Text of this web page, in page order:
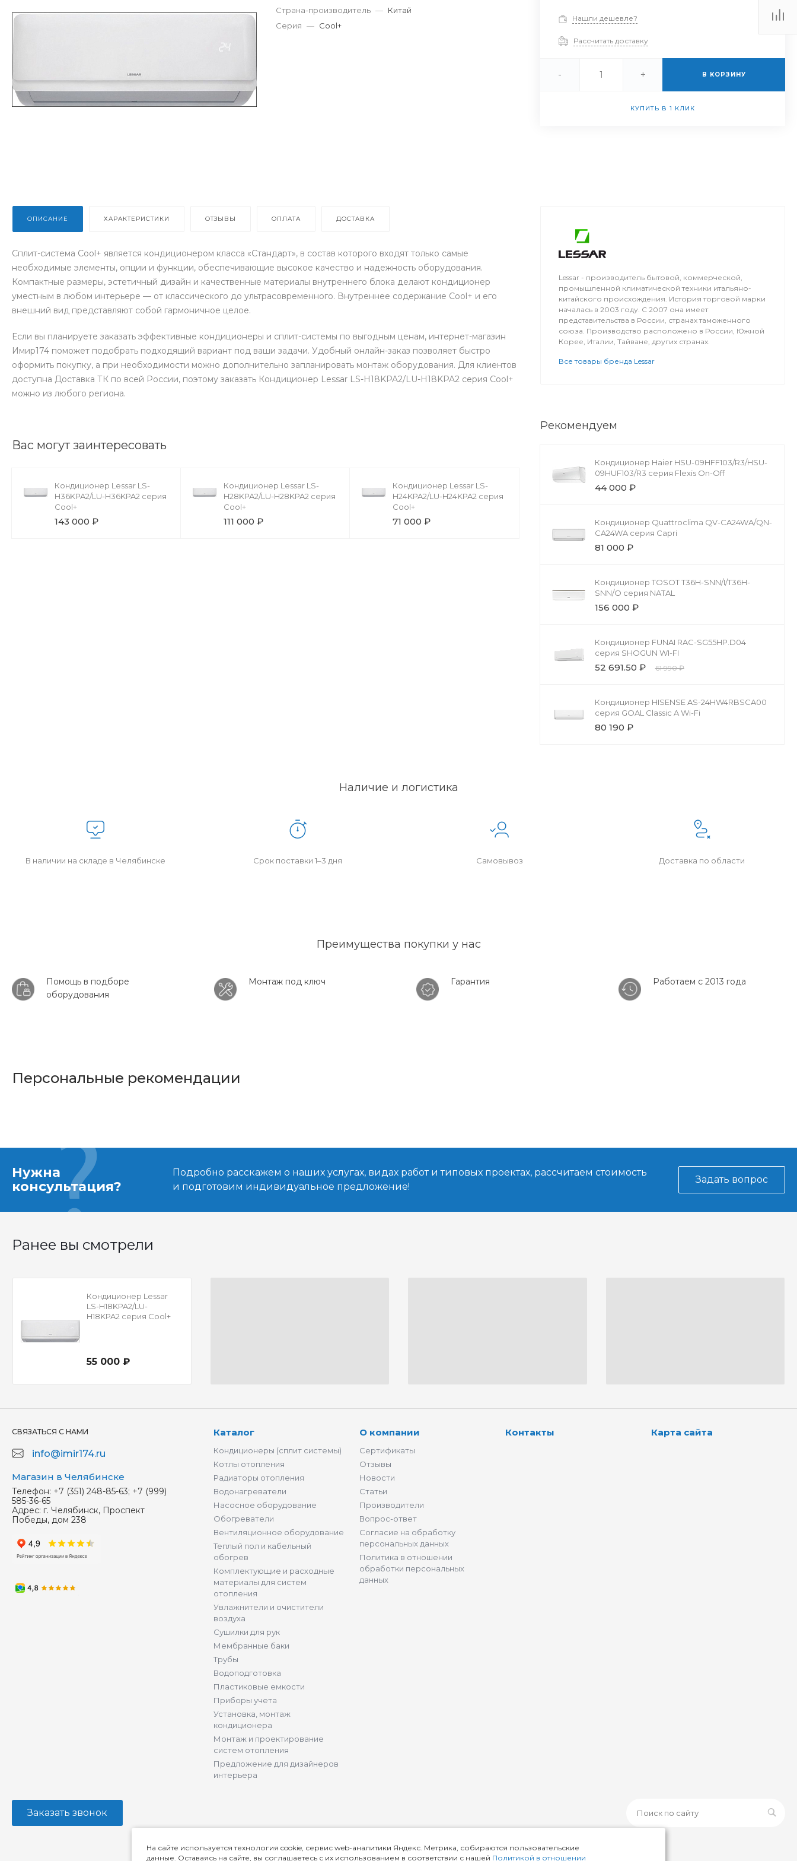
Страна-производитель — Китай
Серия — Cool+
Нашли дешевле?
Рассчитать доставку
- + В КОРЗИНУ
КУПИТЬ В 1 КЛИК
ОПИСАНИЕ ХАРАКТЕРИСТИКИ ОТЗЫВЫ ОПЛАТА ДОСТАВКА
Сплит-система Cool+ является кондиционером класса «Стандарт», в состав которого входят только самые
необходимые элементы, опции и функции, обеспечивающие высокое качество и надежность оборудования.
Компактные размеры, эстетичный дизайн и качественные материалы внутреннего блока делают кондиционер
уместным в любом интерьере — от классического до ультрасовременного. Внутреннее содержание Cool+ и его
внешний вид представляют собой гармоничное целое.
Если вы планируете заказать эффективные кондиционеры и сплит-системы по выгодным ценам, интернет-магазин
Имир174 поможет подобрать подходящий вариант под ваши задачи. Удобный онлайн-заказ позволяет быстро
оформить покупку, а при необходимости можно дополнительно запланировать монтаж оборудования. Для клиентов
доступна Доставка ТК по всей России, поэтому заказать Кондиционер Lessar LS-H18KPA2/LU-H18KPA2 серия Cool+
можно из любого региона.
Вас могут заинтересовать
Кондиционер Lessar LS-
H36KPA2/LU-H36KPA2 серия
Cool+
143 000 ₽
Кондиционер Lessar LS-
H28KPA2/LU-H28KPA2 серия
Cool+
111 000 ₽
Кондиционер Lessar LS-
H24KPA2/LU-H24KPA2 серия
Cool+
71 000 ₽
Lessar - производитель бытовой, коммерческой,
промышленной климатической техники итальяно-
китайского происхождения. История торговой марки
началась в 2003 году. С 2007 она имеет
представительства в России, странах таможенного
союза. Производство расположено в России, Южной
Корее, Италии, Тайване, других странах.
Все товары бренда Lessar
Рекомендуем
Кондиционер Haier HSU-09HFF103/R3/HSU-
09HUF103/R3 серия Flexis On-Off
44 000 ₽
Кондиционер Quattroclima QV-CA24WA/QN-
CA24WA серия Capri
81 000 ₽
Кондиционер TOSOT T36H-SNN/I/T36H-
SNN/O серия NATAL
156 000 ₽
Кондиционер FUNAI RAC-SG55HP.D04
серия SHOGUN WI-FI
52 691.50 ₽ 61 990 ₽
Кондиционер HISENSE AS-24HW4RBSCA00
серия GOAL Classic A Wi-Fi
80 190 ₽
Наличие и логистика
В наличии на складе в Челябинске Срок поставки 1–3 дня Самовывоз Доставка по области
Преимущества покупки у нас
Помощь в подборе
оборудования
Монтаж под ключ Гарантия Работаем с 2013 года
Персональные рекомендации
Нужна
консультация?
Подробно расскажем о наших услугах, видах работ и типовых проектах, рассчитаем стоимость
и подготовим индивидуальное предложение!
Задать вопрос
Ранее вы смотрели
Кондиционер Lessar
LS-H18KPA2/LU-
H18KPA2 серия Cool+
55 000 ₽
СВЯЗАТЬСЯ С НАМИ
info@imir174.ru
Магазин в Челябинске
Телефон: +7 (351) 248-85-63; +7 (999)
585-36-65
Адрес: г. Челябинск, Проспект
Победы, дом 238
Каталог
Кондиционеры (сплит системы)
Котлы отопления
Радиаторы отопления
Водонагреватели
Насосное оборудование
Обогреватели
Вентиляционное оборудование
Теплый пол и кабельный
обогрев
Комплектующие и расходные
материалы для систем
отопления
Увлажнители и очистители
воздуха
Сушилки для рук
Мембранные баки
Трубы
Водоподготовка
Пластиковые емкости
Приборы учета
Установка, монтаж
кондиционера
Монтаж и проектирование
систем отопления
Предложение для дизайнеров
интерьера
О компании
Сертификаты
Отзывы
Новости
Статьи
Производители
Вопрос-ответ
Согласие на обработку
персональных данных
Политика в отношении
обработки персональных
данных
Контакты Карта сайта
Заказать звонок
На сайте используется технология cookie, сервис web-аналитики Яндекс. Метрика, собираются пользовательские
данные. Оставаясь на сайте, вы соглашаетесь с их использованием в соответствии с нашей Политикой в отношении